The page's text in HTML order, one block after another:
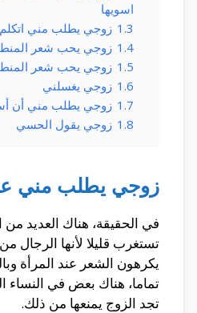
اسويها
1.3 زوجي يطلب مني اتكلم
1.4 زوجي يحب شعر
1.5 زوجي يحب شعر
1.6 زوجي يغسلني
1.7 زوجي يطلب مني أن
1.8 زوجي يقول الحسي
زوجي يطلب مني
في الحقيقة، هناك العديد
تستغرب قليلا لأنها الرجال
يكرهون الشعر عند المرأة
تماما، هناك بعض في النساء
تجد الزوج يمنعها من ذلك.